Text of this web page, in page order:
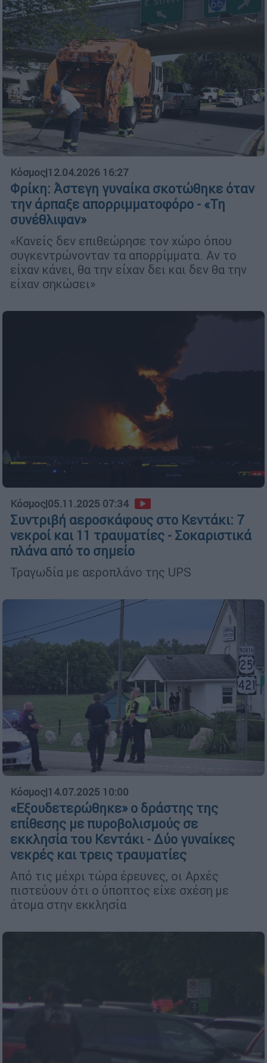
Κόσμος|12.04.2026 16:27
Φρίκη: Άστεγη γυναίκα σκοτώθηκε όταν
την άρπαξε απορριμματοφόρο - «Τη
συνέθλιψαν»
«Κανείς δεν επιθεώρησε τον χώρο όπου
συγκεντρώνονταν τα απορρίμματα. Αν το
είχαν κάνει, θα την είχαν δει και δεν θα την
είχαν σηκώσει»
Κόσμος|05.11.2025 07:34
Συντριβή αεροσκάφους στο Κεντάκι: 7
νεκροί και 11 τραυματίες - Σοκαριστικά
πλάνα από το σημείο
Τραγωδία με αεροπλάνο της UPS
Κόσμος|14.07.2025 10:00
«Εξουδετερώθηκε» ο δράστης της
επίθεσης με πυροβολισμούς σε
εκκλησία του Κεντάκι - Δύο γυναίκες
νεκρές και τρεις τραυματίες
Από τις μέχρι τώρα έρευνες, οι Αρχές
πιστεύουν ότι ο ύποπτος είχε σχέση με
άτομα στην εκκλησία